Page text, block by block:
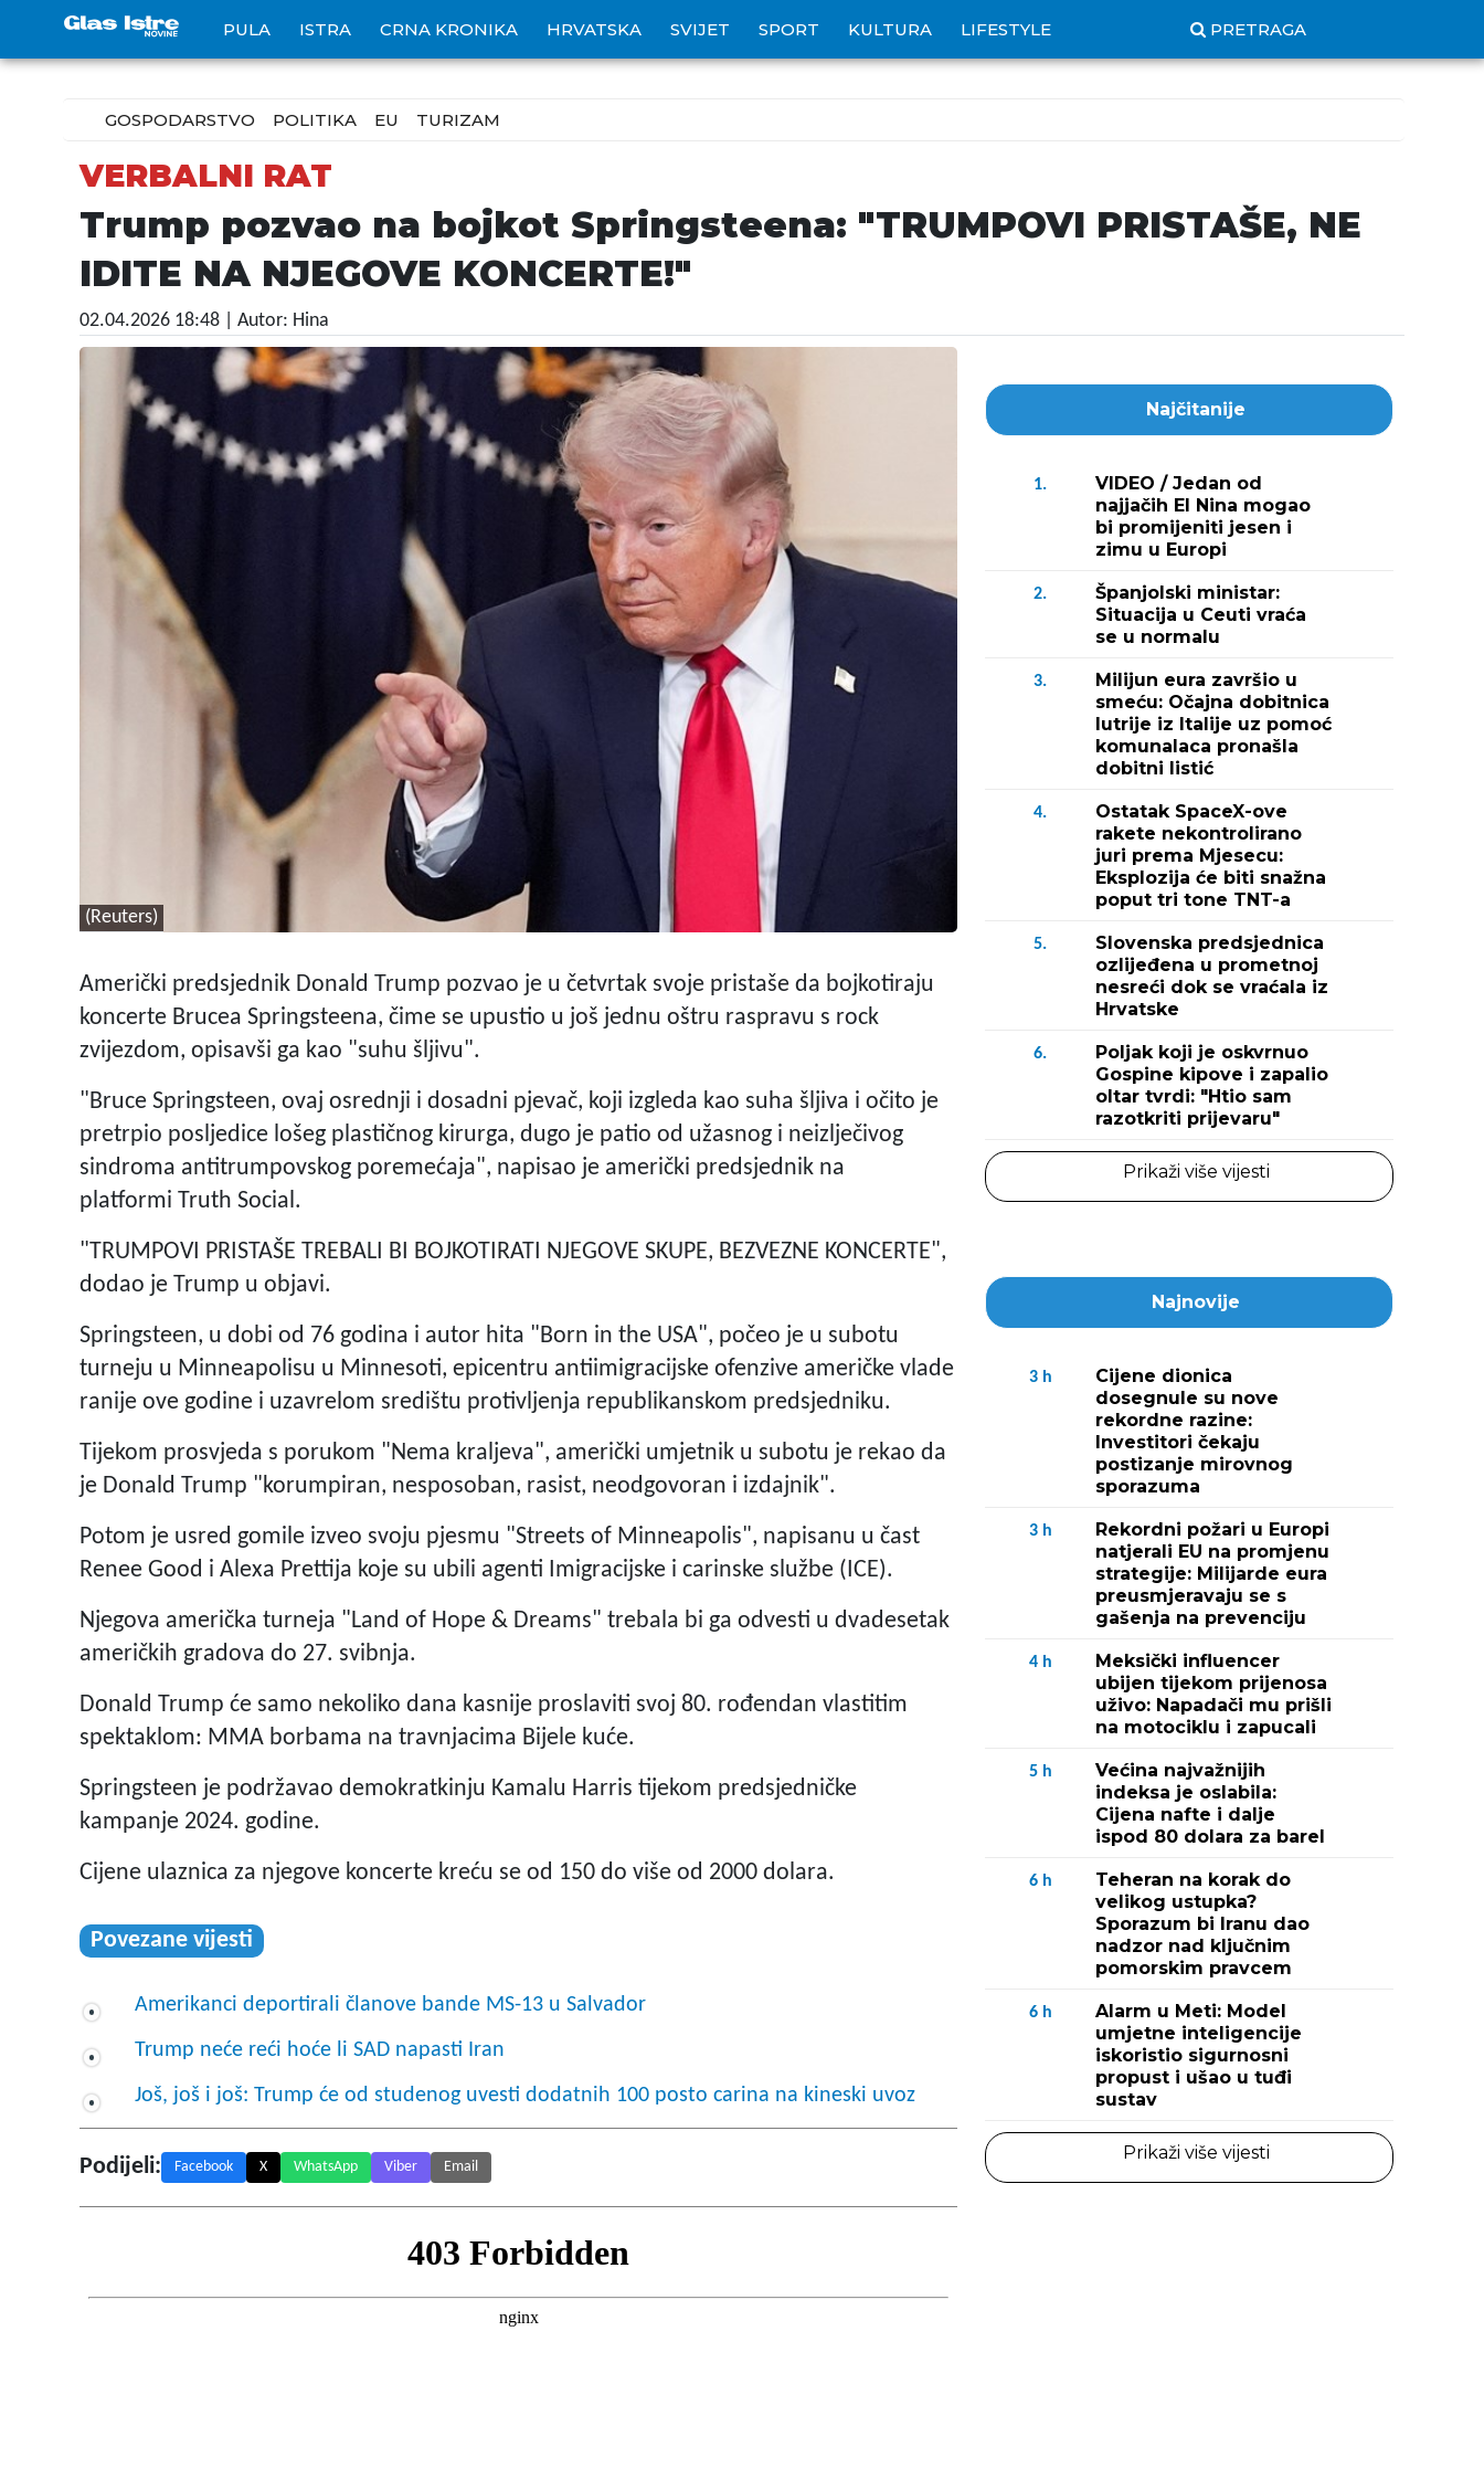
PULA ISTRA CRNA KRONIKA HRVATSKA SVIJET SPORT KULTURA LIFESTYLE PRETRAGA
GOSPODARSTVO POLITIKA EU TURIZAM
VERBALNI RAT
Trump pozvao na bojkot Springsteena: "TRUMPOVI PRISTAŠE, NE
IDITE NA NJEGOVE KONCERTE!"
02.04.2026 18:48 | Autor: Hina
(Reuters)
Američki predsjednik Donald Trump pozvao je u četvrtak svoje pristaše da bojkotiraju
koncerte Brucea Springsteena, čime se upustio u još jednu oštru raspravu s rock
zvijezdom, opisavši ga kao "suhu šljivu".
"Bruce Springsteen, ovaj osrednji i dosadni pjevač, koji izgleda kao suha šljiva i očito je
pretrpio posljedice lošeg plastičnog kirurga, dugo je patio od užasnog i neizlječivog
sindroma antitrumpovskog poremećaja", napisao je američki predsjednik na
platformi Truth Social.
"TRUMPOVI PRISTAŠE TREBALI BI BOJKOTIRATI NJEGOVE SKUPE, BEZVEZNE KONCERTE",
dodao je Trump u objavi.
Springsteen, u dobi od 76 godina i autor hita "Born in the USA", počeo je u subotu
turneju u Minneapolisu u Minnesoti, epicentru antiimigracijske ofenzive američke vlade
ranije ove godine i uzavrelom središtu protivljenja republikanskom predsjedniku.
Tijekom prosvjeda s porukom "Nema kraljeva", američki umjetnik u subotu je rekao da
je Donald Trump "korumpiran, nesposoban, rasist, neodgovoran i izdajnik".
Potom je usred gomile izveo svoju pjesmu "Streets of Minneapolis", napisanu u čast
Renee Good i Alexa Prettija koje su ubili agenti Imigracijske i carinske službe (ICE).
Njegova američka turneja "Land of Hope & Dreams" trebala bi ga odvesti u dvadesetak
američkih gradova do 27. svibnja.
Donald Trump će samo nekoliko dana kasnije proslaviti svoj 80. rođendan vlastitim
spektaklom: MMA borbama na travnjacima Bijele kuće.
Springsteen je podržavao demokratkinju Kamalu Harris tijekom predsjedničke
kampanje 2024. godine.
Cijene ulaznica za njegove koncerte kreću se od 150 do više od 2000 dolara.
Povezane vijesti
Amerikanci deportirali članove bande MS-13 u Salvador
Trump neće reći hoće li SAD napasti Iran
Još, još i još: Trump će od studenog uvesti dodatnih 100 posto carina na kineski uvoz
Podijeli: Facebook X WhatsApp Viber Email
Najčitanije
1.
VIDEO / Jedan od
najjačih El Nina mogao
bi promijeniti jesen i
zimu u Europi
2.
Španjolski ministar:
Situacija u Ceuti vraća
se u normalu
3.
Milijun eura završio u
smeću: Očajna dobitnica
lutrije iz Italije uz pomoć
komunalaca pronašla
dobitni listić
4.
Ostatak SpaceX-ove
rakete nekontrolirano
juri prema Mjesecu:
Eksplozija će biti snažna
poput tri tone TNT-a
5.
Slovenska predsjednica
ozlijeđena u prometnoj
nesreći dok se vraćala iz
Hrvatske
6.
Poljak koji je oskvrnuo
Gospine kipove i zapalio
oltar tvrdi: "Htio sam
razotkriti prijevaru"
Prikaži više vijesti
Najnovije
3 h
Cijene dionica
dosegnule su nove
rekordne razine:
Investitori čekaju
postizanje mirovnog
sporazuma
3 h
Rekordni požari u Europi
natjerali EU na promjenu
strategije: Milijarde eura
preusmjeravaju se s
gašenja na prevenciju
4 h
Meksički influencer
ubijen tijekom prijenosa
uživo: Napadači mu prišli
na motociklu i zapucali
5 h
Većina najvažnijih
indeksa je oslabila:
Cijena nafte i dalje
ispod 80 dolara za barel
6 h
Teheran na korak do
velikog ustupka?
Sporazum bi Iranu dao
nadzor nad ključnim
pomorskim pravcem
6 h
Alarm u Meti: Model
umjetne inteligencije
iskoristio sigurnosni
propust i ušao u tuđi
sustav
Prikaži više vijesti